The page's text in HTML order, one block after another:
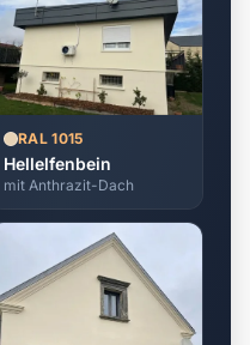
RAL 1015
Hellelfenbein
mit Anthrazit-Dach